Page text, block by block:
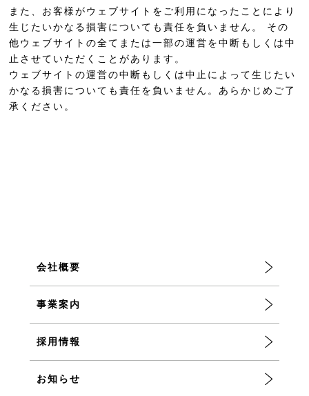
また、お客様がウェブサイトをご利用になったことにより
生じたいかなる損害についても責任を負いません。 その
他ウェブサイトの全てまたは一部の運営を中断もしくは中
止させていただくことがあります。
ウェブサイトの運営の中断もしくは中止によって生じたい
かなる損害についても責任を負いません。あらかじめご了
承ください。
会社概要
事業案内
採用情報
お知らせ